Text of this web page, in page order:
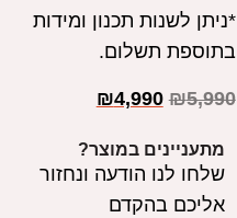
*ניתן לשנות תכנון ומידות
בתוספת תשלום.
₪5,990
₪4,990
מתעניינים במוצר?
שלחו לנו הודעה ונחזור
אליכם בהקדם